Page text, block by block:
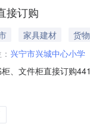
接订购
家具建材
货物
兴宁市兴城中心小学
、文件柜直接订购
小学发布时间：